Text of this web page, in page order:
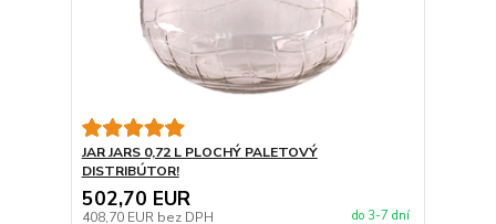
JAR JARS 0,72 L PLOCHÝ PALETOVÝ
DISTRIBÚTOR!
502,70 EUR
408,70 EUR bez DPH do 3-7 dní